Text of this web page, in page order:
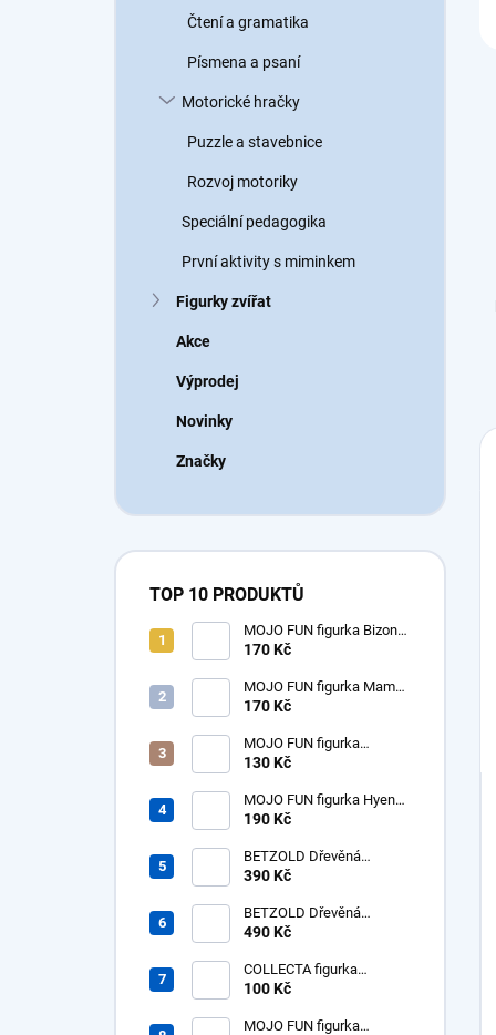
Čtení a gramatika
Písmena a psaní
Motorické hračky
Puzzle a stavebnice
Rozvoj motoriky
Speciální pedagogika
První aktivity s miminkem
Figurky zvířat
Akce
Výprodej
Novinky
Značky
TOP 10 PRODUKTŮ
MOJO FUN figurka Bizon
americký samice
170 Kč
MOJO FUN figurka Mamut
mládě
170 Kč
MOJO FUN figurka
dinosaurus Tyrannosaurus
130 Kč
MOJO FUN figurka Hyena
prehistorická - Hyaenodon
190 Kč
BETZOLD Dřevěná
desítková soustava - tisíc -
390 Kč
BETZOLD Dřevěná
desítková soustava -
490 Kč
COLLECTA figurka
dinosaurus Tyrannosaurus
100 Kč
MOJO FUN figurka